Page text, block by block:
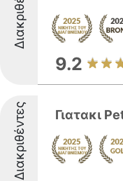
9.2
Διακριθέντες Γιατακι